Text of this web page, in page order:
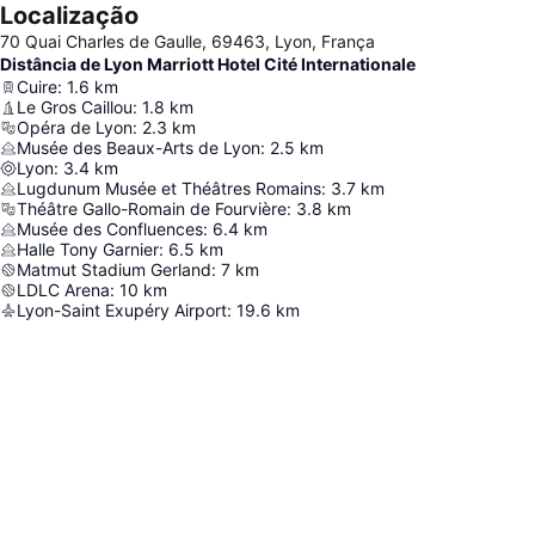
Localização
70 Quai Charles de Gaulle, 69463, Lyon, França
Distância de Lyon Marriott Hotel Cité Internationale
Cuire: 1.6 km
Le Gros Caillou: 1.8 km
Opéra de Lyon: 2.3 km
Musée des Beaux-Arts de Lyon: 2.5 km
Lyon: 3.4 km
Lugdunum Musée et Théâtres Romains: 3.7 km
Théâtre Gallo-Romain de Fourvière: 3.8 km
Musée des Confluences: 6.4 km
Halle Tony Garnier: 6.5 km
Matmut Stadium Gerland: 7 km
LDLC Arena: 10 km
Lyon-Saint Exupéry Airport: 19.6 km